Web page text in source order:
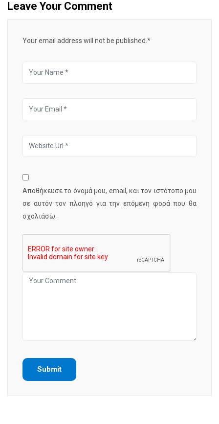
Leave Your Comment
Your email address will not be published.*
Αποθήκευσε το όνομά μου, email, και τον ιστότοπο μου
σε αυτόν τον πλοηγό για την επόμενη φορά που θα
σχολιάσω.